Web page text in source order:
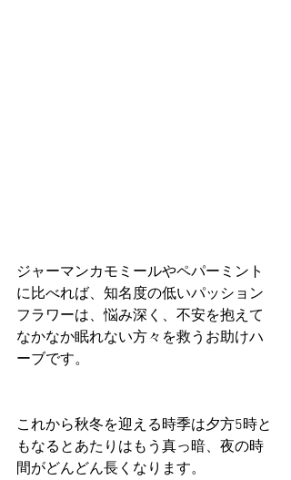
ジャーマンカモミールやペパーミント
に比べれば、知名度の低いパッション
フラワーは、悩み深く、不安を抱えて
なかなか眠れない方々を救うお助けハ
ーブです。
これから秋冬を迎える時季は夕方5時と
もなるとあたりはもう真っ暗、夜の時
間がどんどん長くなります。